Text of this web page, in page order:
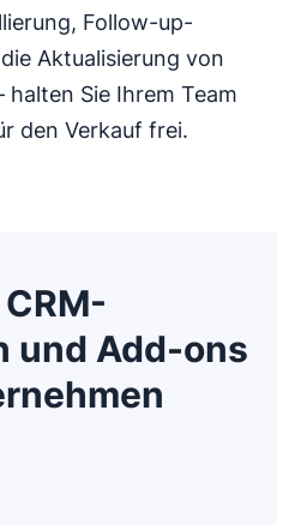
Follow-up-
Aktualisierung von
halten Sie Ihrem Team
den Verkauf frei.
und Add-ons